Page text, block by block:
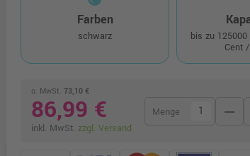
Farben
schwarz bis zu 125000
Cent
o. MwSt. 73,10 €
86,99 €
inkl. MwSt. zzgl. Versand
Menge remove